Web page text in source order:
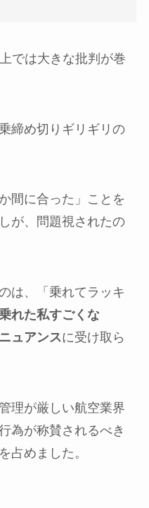
では大きな批判が巻
締め切りギリギリの
間に合った」ことを
が、問題視されたの
は、「乗れてラッキ
れた私すごくな
ュアンスに受け取ら
理が厳しい航空業界
為が称賛されるべき
占めました。